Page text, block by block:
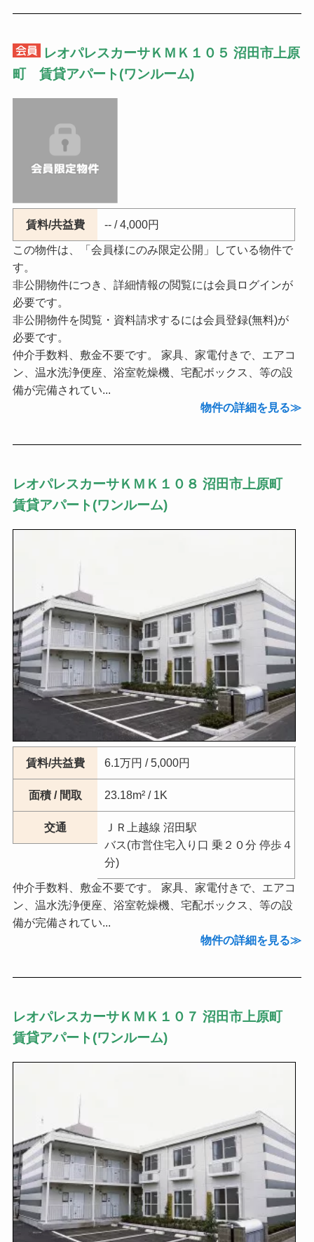
レオパレスカーサＫＭＫ１０５ 沼田市上原
町 賃貸アパート(ワンルーム)
賃料/共益費
-- / 4,000円
この物件は、「会員様にのみ限定公開」している物件で
す。
非公開物件につき、詳細情報の閲覧には会員ログインが
必要です。
非公開物件を閲覧・資料請求するには会員登録(無料)が
必要です。
仲介手数料、敷金不要です。 家具、家電付きで、エアコ
ン、温水洗浄便座、浴室乾燥機、宅配ボックス、等の設
備が完備されてい...
物件の詳細を見る
レオパレスカーサＫＭＫ１０８ 沼田市上原町
賃貸アパート(ワンルーム)
賃料/共益費 6.1万円 / 5,000円
面積 / 間取 23.18m² / 1K
交通
ＪＲ上越線 沼田駅
バス(市営住宅入り口 乗２０分 停歩４
分)
仲介手数料、敷金不要です。 家具、家電付きで、エアコ
ン、温水洗浄便座、浴室乾燥機、宅配ボックス、等の設
備が完備されてい...
物件の詳細を見る
レオパレスカーサＫＭＫ１０７ 沼田市上原町
賃貸アパート(ワンルーム)